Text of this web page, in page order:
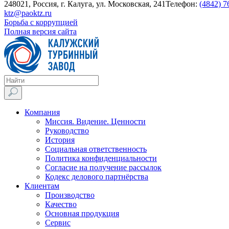
248021, Россия, г. Калуга, ул. Московская, 241Телефон: (4842)
ktz@paoktz.ru
Борьба с коррупцией
Полная версия сайта
Компания
Миссия. Видение. Ценности
Руководство
История
Социальная ответственность
Политика конфиденциальности
Согласие на получение рассылок
Кодекс делового партнёрства
Клиентам
Производство
Качество
Основная продукция
Сервис